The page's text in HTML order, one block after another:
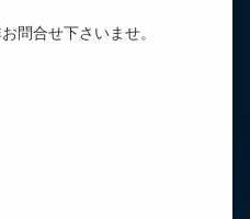
問合せ下さいませ。